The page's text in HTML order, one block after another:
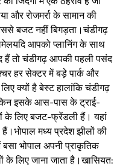
और रोजमर्रा के सामान की
बजट नहीं बिगड़ता।​चंडीगढ़
आपको प्लानिंग के साथ
तो चंडीगढ़ आपकी पहली पसंद
हर सेक्टर में बड़े पार्क और
क्यों है बेस्ट हालांकि चंडीगढ़
इसके आस-पास के ट्राई-
के लिए बजट-फ्रेंडली हैं। यहां
हैं।​भोपाल मध्य प्रदेश झीलों की
भोपाल अपनी प्राकृतिक
के लिए जाना जाता है।​खासियत: